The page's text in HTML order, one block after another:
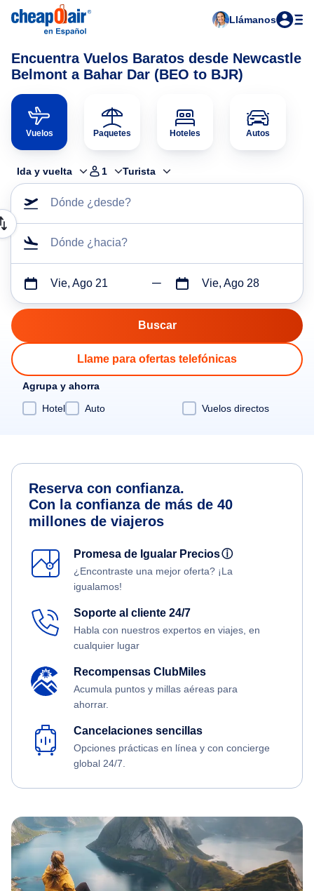
Llámanos
Encuentra Vuelos Baratos desde Newcastle
Belmont a Bahar Dar (BEO to BJR)
Vuelos Paquetes Hoteles Autos
Ida y vuelta 1 Turista
Dónde ¿desde?
Dónde ¿hacia?
Vie, Ago 21 Vie, Ago 28
Llame para ofertas telefónicas
Agrupa y ahorra
Hotel
Auto Vuelos directos
Reserva con confianza.
Con la confianza de más de 40
millones de viajeros
Promesa de Igualar Preciosⓘ
¿Encontraste una mejor oferta? ¡La
igualamos!
Soporte al cliente 24/7
Habla con nuestros expertos en viajes, en
cualquier lugar
Recompensas ClubMiles
Acumula puntos y millas aéreas para
ahorrar.
Cancelaciones sencillas
Opciones prácticas en línea y con concierge
global 24/7.